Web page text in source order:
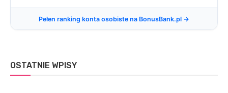
Pełen ranking konta osobiste na BonusBank.pl →
OSTATNIE WPISY